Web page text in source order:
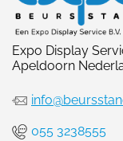
Expo Display
Apeldoorn
055 3238555